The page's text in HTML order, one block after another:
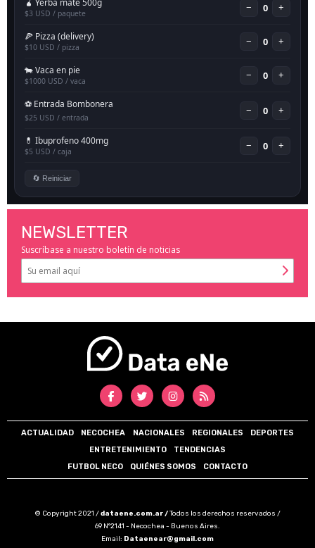
NEWSLETTER
Suscríbase a nuestro boletín de noticias
ACTUALIDAD NECOCHEA NACIONALES REGIONALES
DEPORTES
ENTRETENIMIENTO
TENDENCIAS
FUTBOL NECO
QUIÉNES SOMOS CONTACTO
© Copyright 2021 /dataene.com.ar /Todos los derechos reservados /
69 N°2141 - Necochea - Buenos Aires.
Email: Dataenear@gmail.com